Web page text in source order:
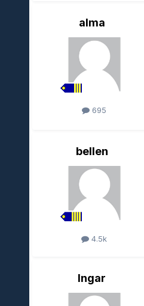
alma
695
bellen
4.5k
Ingar